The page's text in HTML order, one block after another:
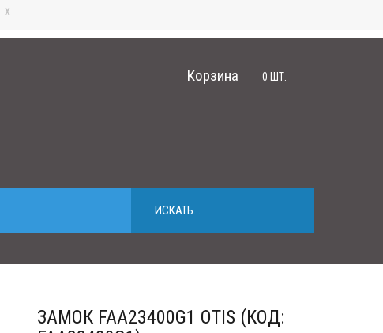
x
Корзина 0 ШТ.
ЗАМОК FAA23400G1 OTIS (КОД: